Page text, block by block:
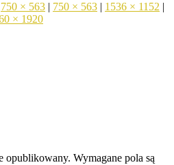
750 × 563 | 750 × 563 | 1536 × 1152 |
× 1920
opublikowany. Wymagane pola są